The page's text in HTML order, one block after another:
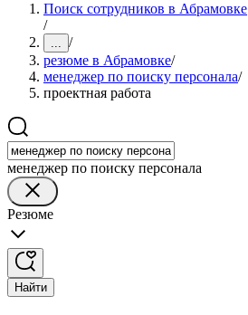
Поиск сотрудников в Абрамовке
/
... /
резюме в Абрамовке/
менеджер по поиску персонала/
проектная работа
менеджер по поиску персонала
Резюме
Найти